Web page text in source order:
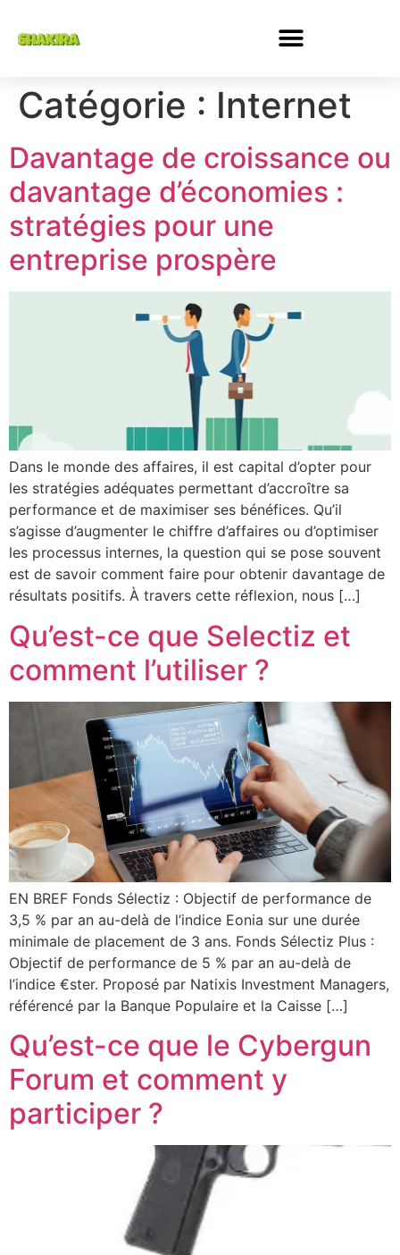
Catégorie : Internet
Davantage de croissance ou
davantage d’économies :
stratégies pour une
entreprise prospère
Dans le monde des affaires, il est capital d’opter pour
les stratégies adéquates permettant d’accroître sa
performance et de maximiser ses bénéfices. Qu’il
s’agisse d’augmenter le chiffre d’affaires ou d’optimiser
les processus internes, la question qui se pose souvent
est de savoir comment faire pour obtenir davantage de
résultats positifs. À travers cette réflexion, nous […]
Qu’est-ce que Selectiz et
comment l’utiliser ?
EN BREF Fonds Sélectiz : Objectif de performance de
3,5 % par an au-delà de l’indice Eonia sur une durée
minimale de placement de 3 ans. Fonds Sélectiz Plus :
Objectif de performance de 5 % par an au-delà de
l’indice €ster. Proposé par Natixis Investment Managers,
référencé par la Banque Populaire et la Caisse […]
Qu’est-ce que le Cybergun
Forum et comment y
participer ?